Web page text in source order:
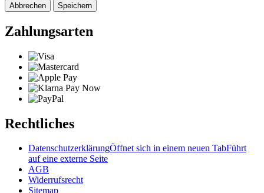
Abbrechen Speichern
Zahlungsarten
Rechtliches
DatenschutzerklärungÖffnet sich in einem neuen TabFührt
auf eine externe Seite
AGB
Widerrufsrecht
Sitemap